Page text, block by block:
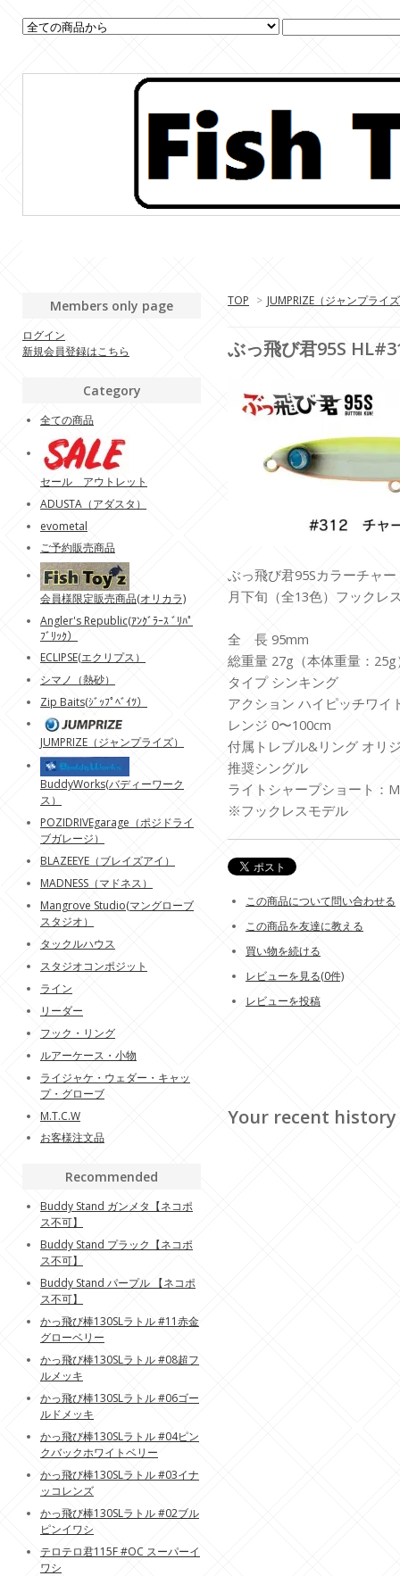
TOP > JUMPRIZE（ジャンプライ
ぶっ飛び君95S
ぶっ飛び君95Sカラーチャ
月下旬（全13色）フックレ
全 長 95mm
総重量 27g（本体重量：25g
タイプ シンキング
アクション ハイピッチワイ
レンジ 0〜100cm
付属トレブル&リング オリ
推奨シングル
ライトシャープショート：
※フックレスモデル
この商品について問い合わせる
この商品を友達に教える
買い物を続ける
レビューを見る(0件)
レビューを投稿
Your recent history
Members only page
ログイン
新規会員登録はこちら
Category
全ての商品
セール アウトレット
ADUSTA（アダスタ）
evometal
ご予約販売商品
会員様限定販売商品(オリカラ)
Angler's Republic(ｱﾝｸﾞﾗｰｽ ﾞﾘﾊﾟ
ﾌﾞﾘｯｸ）
ECLIPSE(エクリプス）
シマノ（熱砂）
Zip Baits(ｼﾞｯﾌﾟﾍﾞｲﾂ）
JUMPRIZE（ジャンプライズ）
BuddyWorks(バディーワーク
ス）
POZIDRIVEgarage（ポジドライ
ブガレージ）
BLAZEEYE（ブレイズアイ）
MADNESS（マドネス）
Mangrove Studio(マングローブ
スタジオ）
タックルハウス
スタジオコンポジット
ライン
リーダー
フック・リング
ルアーケース・小物
ライジャケ・ウェダー・キャッ
プ・グローブ
M.T.C.W
お客様注文品
Recommended
Buddy Stand ガンメタ【ネコポ
ス不可】
Buddy Stand プラック【ネコポ
ス不可】
Buddy Stand パープル 【ネコポ
ス不可】
かっ飛び棒130SLラトル #11赤金
グローベリー
かっ飛び棒130SLラトル #08超フ
ルメッキ
かっ飛び棒130SLラトル #06ゴー
ルドメッキ
かっ飛び棒130SLラトル #04ピン
クバックホワイトベリー
かっ飛び棒130SLラトル #03イナ
ッコレンズ
かっ飛び棒130SLラトル #02ブル
ピンイワシ
テロテロ君115F #OC スーパーイ
ワシ